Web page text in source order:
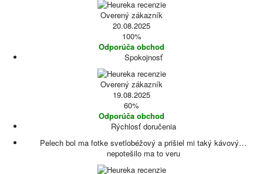
Overený zákazník
20.08.2025
100%
Odporúča obchod
Spokojnosť
Overený zákazník
19.08.2025
60%
Odporúča obchod
Rýchlosť doručenia
Pelech bol ma fotke svetlobéžový a prišiel mi taký kávový…
nepotešilo ma to veru